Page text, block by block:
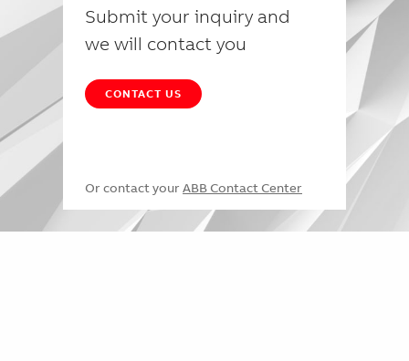
Submit your inquiry and
we will contact you
CONTACT US
Or contact your ABB Contact Center